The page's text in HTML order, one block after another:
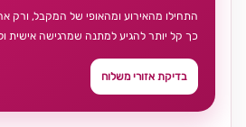
התחילו מהאירוע ומהאופי של המקבל, ורק
כך קל יותר להגיע למתנה שמרגישה אישית
בדיקת אזורי משלוח